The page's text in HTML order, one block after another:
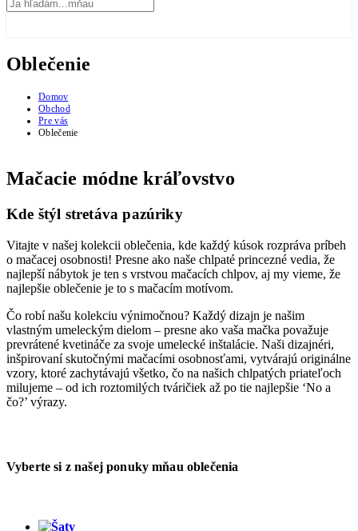
Oblečenie
Domov
Obchod
Pre vás
Oblečenie
Mačacie módne kráľovstvo
Kde štýl stretáva pazúriky
Vitajte v našej kolekcii oblečenia, kde každý kúsok rozpráva príbeh
o mačacej osobnosti! Presne ako naše chlpaté princezné vedia, že
najlepší nábytok je ten s vrstvou mačacích chlpov, aj my vieme, že
najlepšie oblečenie je to s mačacím motívom.
Čo robí našu kolekciu výnimočnou? Každý dizajn je našim
vlastným umeleckým dielom – presne ako vaša mačka považuje
prevrátené kvetináče za svoje umelecké inštalácie. Naši dizajnéri,
inšpirovaní skutočnými mačacími osobnosťami, vytvárajú originálne
vzory, ktoré zachytávajú všetko, čo na našich chlpatých priateľoch
milujeme – od ich roztomilých tváričiek až po tie najlepšie ‘No a
čo?’ výrazy.
Vyberte si z našej ponuky mňau oblečenia